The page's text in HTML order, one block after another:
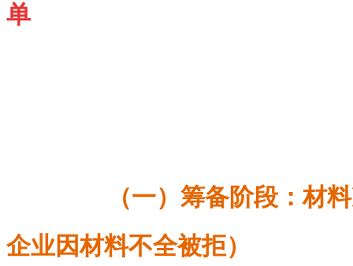
单
（一）筹备阶段：材
企业因材料不全被拒）